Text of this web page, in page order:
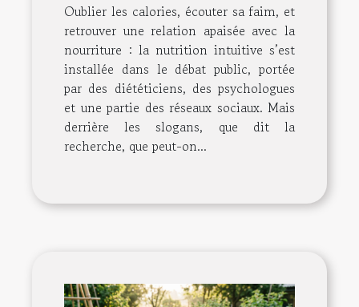
Oublier les calories, écouter sa faim, et
retrouver une relation apaisée avec la
nourriture : la nutrition intuitive s’est
installée dans le débat public, portée
par des diététiciens, des psychologues
et une partie des réseaux sociaux. Mais
derrière les slogans, que dit la
recherche, que peut-on...